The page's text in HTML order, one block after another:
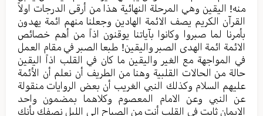
منه! الیقین وهي المرحلة النهائیة هذا من أرقی الدرجات اولاً
القرآن الکریم یصف الائمة الهادین وجعلنا منهم ائمة یهدون
بأمرنا لما صبروا وکانوا بآیاتنا یوقنون اذاً من أهم خصائص
الائمة ائمة الهدی الصبر والیقین! طبعا الصبر في مقام العمل
في المواجهة مع الغیر والیقین ما کان في القلب اذاً الیقین
حالة من الحالات القلبیة وهنا من الطریف أن نعلم أن الأئمة
علیهم السلام وکذلك النبي الغریب أن بعض الروایات منقولة
عن النبي وعن الامام المعصوم وکلاهما بمضمون واحد
الایمان ثابت في القلب أنت من الصباح الی اللیل نصفك بأنك